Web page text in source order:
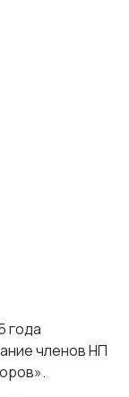
года
членов НП